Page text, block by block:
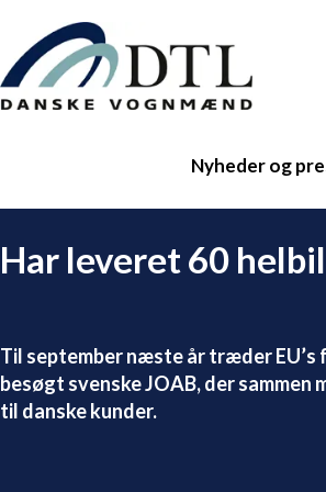
Nyheder og
Har leveret 60
Til september næste år træder
besøgt svenske JOAB, der
til danske kunder.